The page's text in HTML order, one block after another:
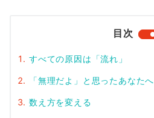
目次
すべての原因は「流れ」
「無理だよ」と思ったあなたへ
数え方を変える